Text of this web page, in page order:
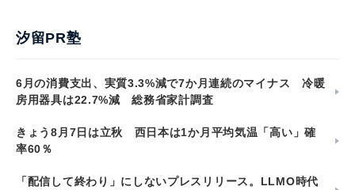
汐留PR塾
6月の消費支出、実質3.3%減で7か月連続のマイナス 冷暖
房用器具は22.7%減 総務省家計調査
きょう8月7日は立秋 西日本は1か月平均気温「高い」確
率60％
「配信して終わり」にしないプレスリリース。LLMO時代